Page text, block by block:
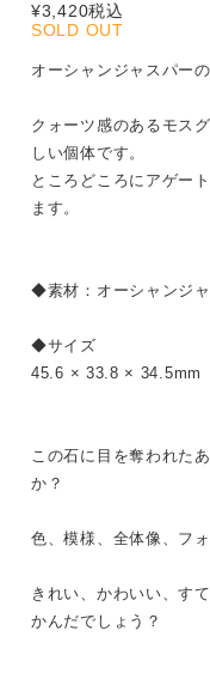
¥3,420税込
SOLD OUT
オーシャンジャスパー
クォーツ感のあるモス
しい個体です。
ところどころにアゲー
ます。
◆素材：オーシャンジ
◆サイズ
45.6 × 33.8 × 34.5mm
この石に目を奪われた
か？
色、模様、全体像、フ
きれい、かわいい、す
かんだでしょう？